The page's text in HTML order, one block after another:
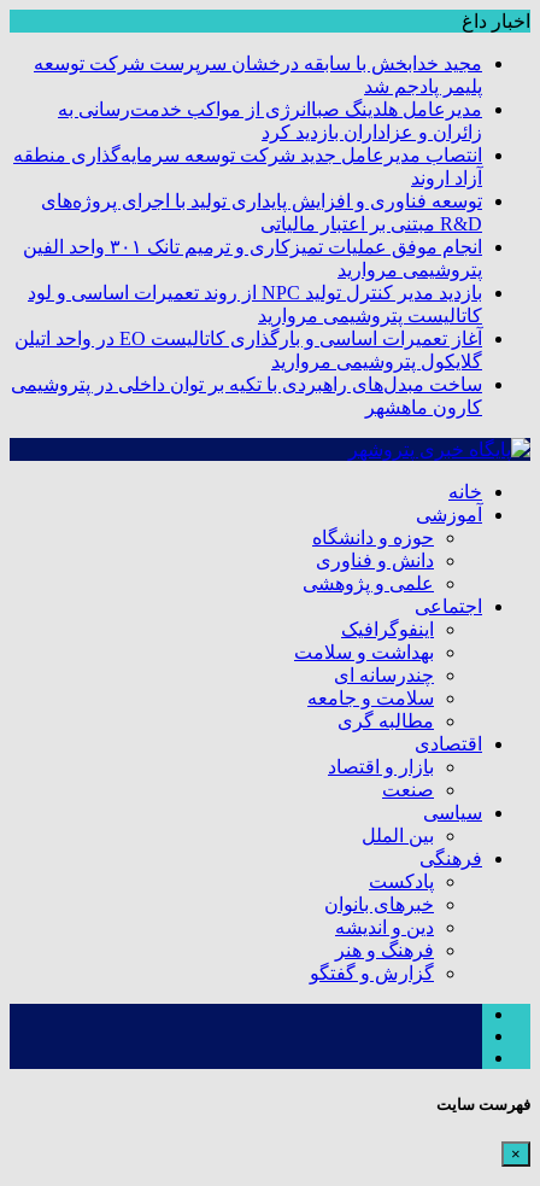
اخبار داغ
مجید خدابخش با سابقه درخشان سرپرست شرکت توسعه
پلیمر پادجم شد
مدیرعامل هلدینگ صباانرژی از مواکب خدمت‌رسانی به
زائران و عزاداران بازدید کرد
انتصاب مدیرعامل جدید شرکت توسعه سرمایه‌گذاری منطقه
آزاد اروند
توسعه فناوری و افزایش پایداری تولید با اجرای پروژه‌های
R&D مبتنی بر اعتبار مالیاتی
انجام موفق عملیات تمیزکاری و ترمیم تانک ۳۰۱ واحد الفین
پتروشیمی مروارید
بازدید مدیر کنترل تولید NPC از روند تعمیرات اساسی و لود
کاتالیست پتروشیمی مروارید
آغاز تعمیرات اساسی و بارگذاری کاتالیست EO در واحد اتیلن
گلایکول پتروشیمی مروارید
ساخت مبدل‌های راهبردی با تکیه بر توان داخلی در پتروشیمی
کارون ماهشهر
خانه
آموزشی
حوزه و دانشگاه
دانش و فناوری
علمی و پژوهشی
اجتماعی
اینفوگرافیک
بهداشت و سلامت
چندرسانه ای
سلامت و جامعه
مطالبه گری
اقتصادی
بازار و اقتصاد
صنعت
سیاسی
بین الملل
فرهنگی
پادکست
خبرهای بانوان
دین و اندیشه
فرهنگ و هنر
گزارش و گفتگو
فهرست سایت
×